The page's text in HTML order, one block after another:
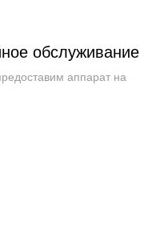
обслуживание
аппарат на